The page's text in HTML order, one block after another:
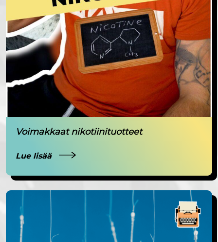
Voimakkaat nikotiinituotteet
Lue lisää